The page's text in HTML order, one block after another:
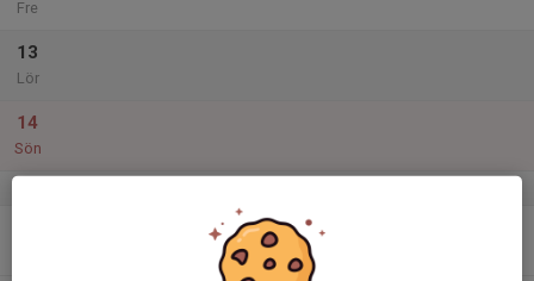
Fre
13
Lör
14
Sön